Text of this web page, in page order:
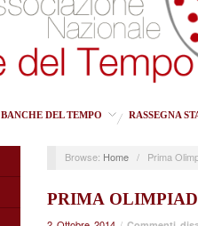
BANCHE DEL TEMPO RASSEGNA
Browse: Home / Prima
PRIMA